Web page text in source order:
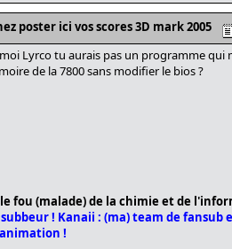
poster ici vos scores 3D mark 2005
Lyrco tu aurais pas un programme
de la 7800 sans modifier le bios ?
le fou (malade) de la chimie et de
! Kanaii : (ma) team de fansub
!